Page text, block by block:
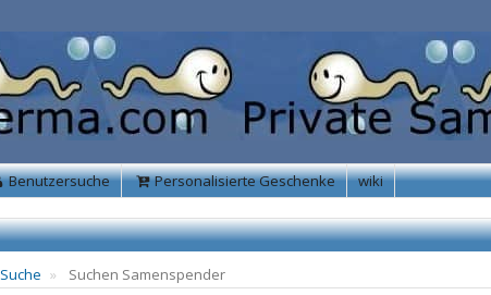
Benutzersuche Personalisierte Geschenke wiki
Suche Suchen Samenspender